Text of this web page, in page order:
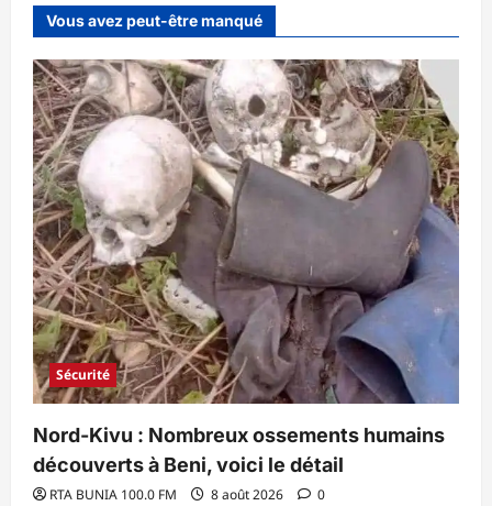
Vous avez peut-être manqué
Sécurité
Nord-Kivu : Nombreux ossements humains
découverts à Beni, voici le détail
RTA BUNIA 100.0 FM 8 août 2026 0